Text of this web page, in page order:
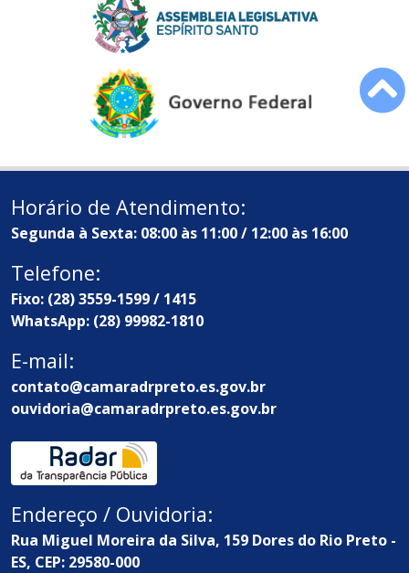
Horário de Atendimento:
Segunda à Sexta: 08:00 às 11:00 / 12:00 às 16:00
Telefone:
Fixo: (28) 3559-1599 / 1415
WhatsApp: (28) 99982-1810
E-mail:
contato@camaradrpreto.es.gov.br
ouvidoria@camaradrpreto.es.gov.br
Endereço / Ouvidoria:
Rua Miguel Moreira da Silva, 159 Dores do Rio Preto -
ES, CEP: 29580-000